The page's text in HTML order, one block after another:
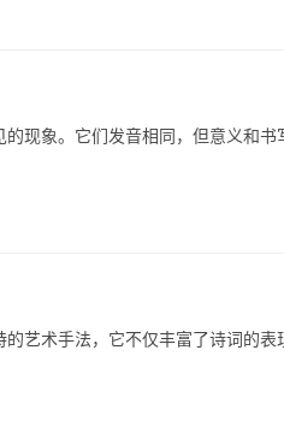
象。它们发音相同，但意义和书
术手法，它不仅丰富了诗词的表